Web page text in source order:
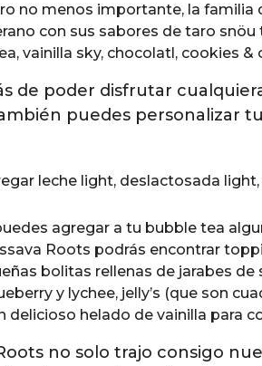
no menos importante, la familia
con sus sabores de taro snöu
vainilla sky, chocolatl, cookies &
de poder disfrutar
puedes personalizar
leche light, deslactosada
agregar a tu bubble tea
Roots podrás encontrar
bolitas rellenas de jarabes de
y lychee, jelly’s (que son
delicioso helado de vainilla para
no solo trajo consigo